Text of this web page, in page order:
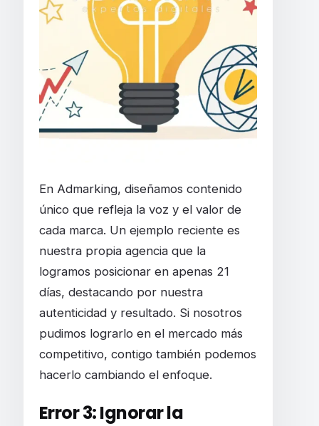
En Admarking, diseñamos contenido
único que refleja la voz y el valor de
cada marca. Un ejemplo reciente es
nuestra propia agencia que la
logramos posicionar en apenas 21
días, destacando por nuestra
autenticidad y resultado. Si nosotros
pudimos lograrlo en el mercado más
competitivo, contigo también podemos
hacerlo cambiando el enfoque.
Error 3: Ignorar la